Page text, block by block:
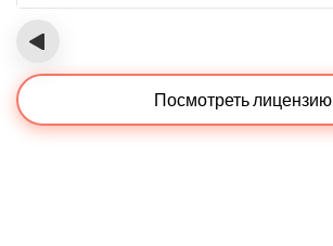
‹
Посмотреть лицензию